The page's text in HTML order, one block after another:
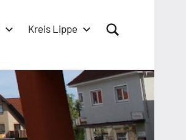
Kreis Lippe